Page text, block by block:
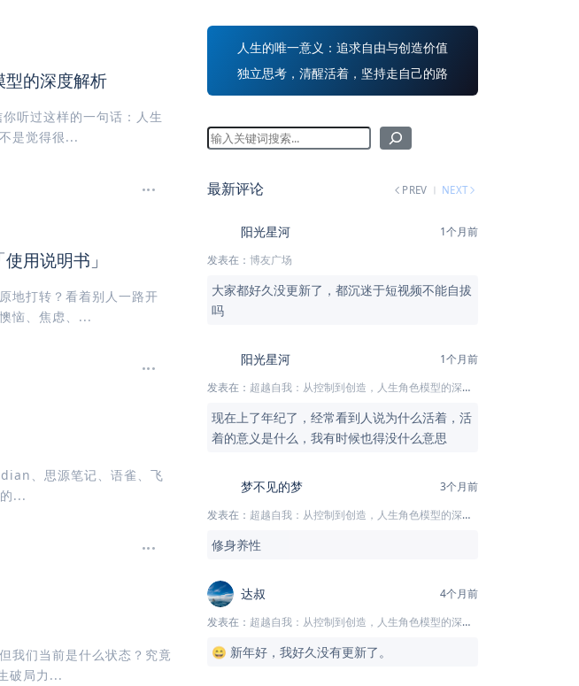
的深度解析
听过这样的一句话：人生
是觉得很...
用说明书」
地打转？看着别人一路开
恼、焦虑、...
、思源笔记、语雀、飞
...
我们当前是什么状态？究竟
破局力...
人生的唯一意义：追求自由与创造价值
独立思考，清醒活着，坚持走自己的路
最新评论 PREV NEXT
阳光星河
1个月前
发表在： 博友广场
大家都好久没更新了，都沉迷于短视频不能自拔
吗
阳光星河
1个月前
发表在： 超越自我：从控制到创造，人生角色模型的深度解析
现在上了年纪了，经常看到人说为什么活着，活
着的意义是什么，我有时候也得没什么意思
梦不见的梦
3个月前
发表在： 超越自我：从控制到创造，人生角色模型的深度解析
修身养性
达叔
4个月前
发表在： 超越自我：从控制到创造，人生角色模型的深度解析
😄 新年好，我好久没有更新了。